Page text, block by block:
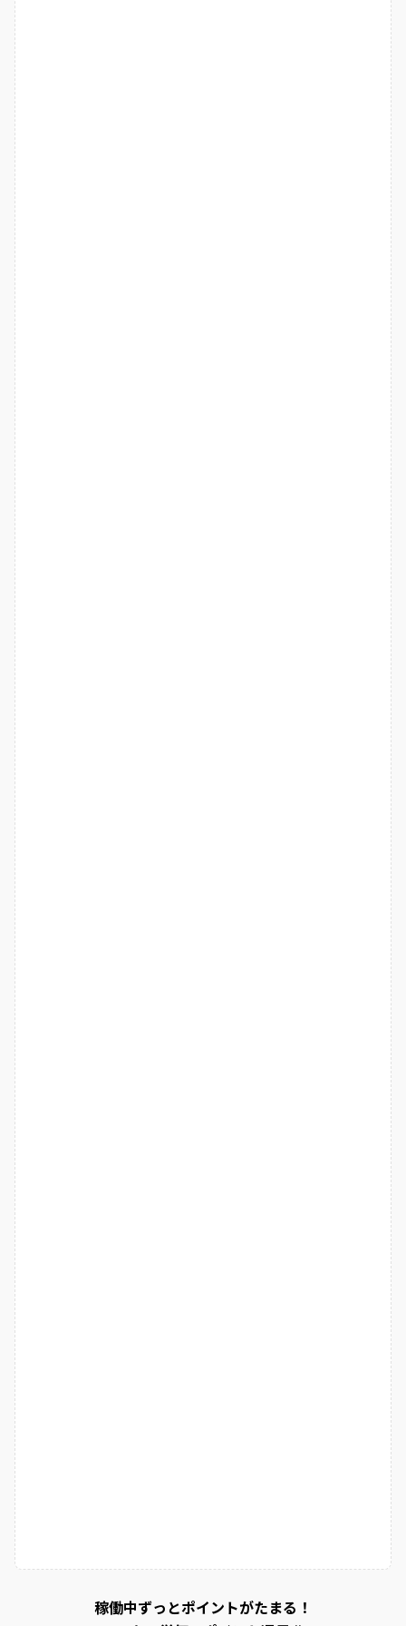
稼働中ずっとポイントがたまる！